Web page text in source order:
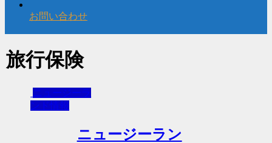
お問い合わせ
旅行保険
ニュージーラ
ンド情報
ニュージーラン